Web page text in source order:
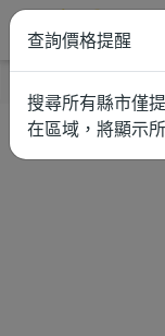
查詢價格提醒
搜尋所有縣市僅
在區域，將顯示